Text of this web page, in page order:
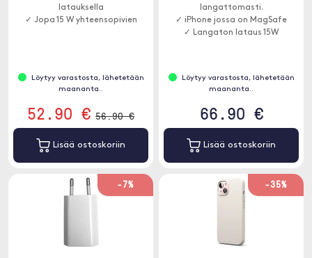
latauksella
✓ Jopa 15 W yhteensopivien
Löytyy varastosta, lähetetään
maananta..
52.90 € 56.90 €
Lisää ostoskoriin
langattomasti.
✓ iPhone jossa on MagSafe
✓ Langaton lataus 15W
Löytyy varastosta, lähetetään
maananta..
66.90 €
Lisää ostoskoriin
-7% -35%